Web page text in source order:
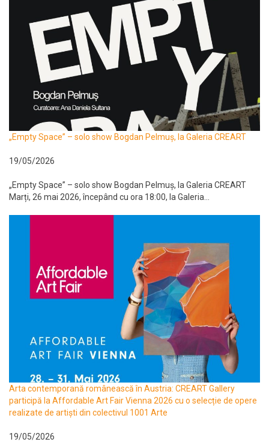
„Empty Space” – solo show Bogdan Pelmuș, la Galeria CREART
19/05/2026
„Empty Space” – solo show Bogdan Pelmuș, la Galeria CREART
Marți, 26 mai 2026, începând cu ora 18:00, la Galeria...
Arta contemporană românească în Austria: CREART Gallery
participă la Affordable Art Fair Vienna 2026 cu o selecție de opere
realizate de artiști din colectivul 1001 Arte
19/05/2026